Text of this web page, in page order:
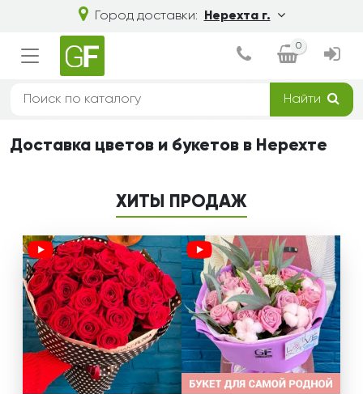
Город доставки: Нерехта г.
0
Найти
Доставка цветов и букетов в Нерехте
ХИТЫ ПРОДАЖ